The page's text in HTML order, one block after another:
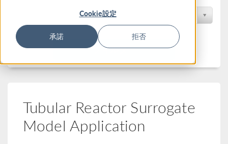
Cookie設定
承諾 拒否
フィルター
Tubular Reactor Surrogate
Model Application